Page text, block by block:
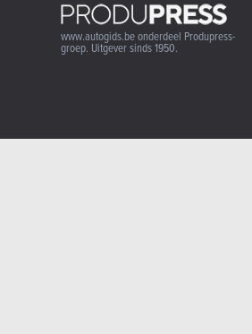
www.autogids.be onderdeel Produpress-
groep. Uitgever sinds 1950.